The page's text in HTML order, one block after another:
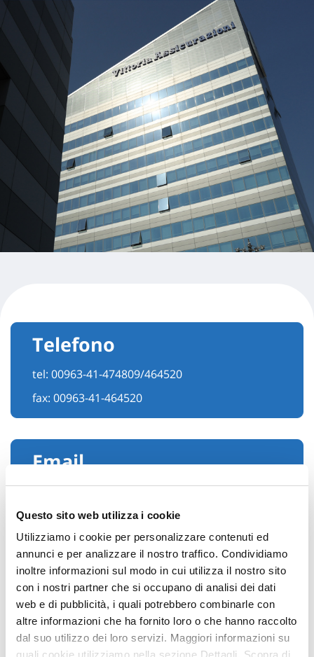
Questo sito web utilizza i cookie
Utilizziamo i cookie per personalizzare contenuti ed
annunci e per analizzare il nostro traffico. Condividiamo
inoltre informazioni sul modo in cui utilizza il nostro sito
con i nostri partner che si occupano di analisi dei dati
web e di pubblicità, i quali potrebbero combinarle con
altre informazioni che ha fornito loro o che hanno raccolto
dal suo utilizzo dei loro servizi. Maggiori informazioni su
quali cookie utilizziamo nella sezione Dettagli. Scopra di
Telefono
tel: 00963-41-474809/464520
fax: 00963-41-464520
Email